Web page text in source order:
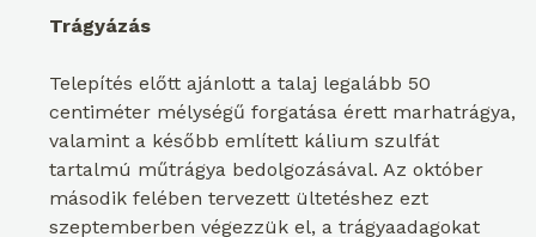
Trágyázás
Telepítés előtt ajánlott a talaj legalább 50
centiméter mélységű forgatása érett marhatrágya,
valamint a később említett kálium szulfát
tartalmú műtrágya bedolgozásával. Az október
második felében tervezett ültetéshez ezt
szeptemberben végezzük el, a trágyaadagokat